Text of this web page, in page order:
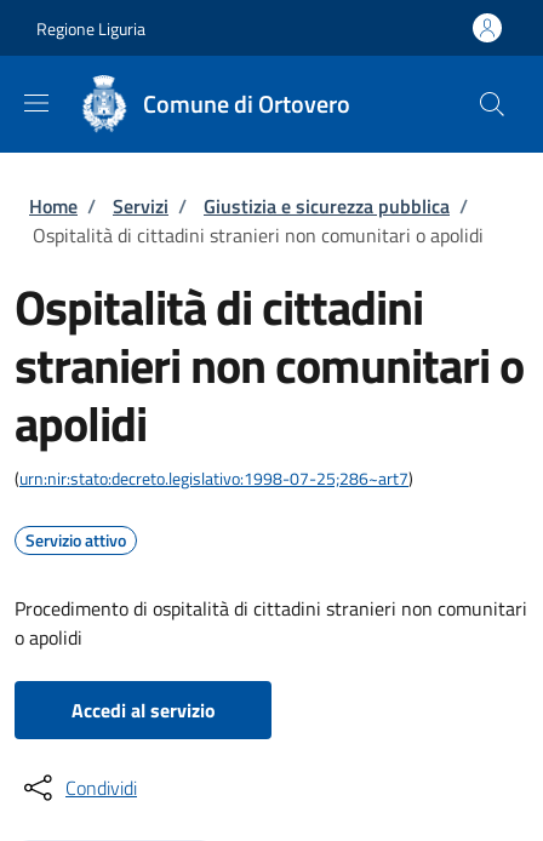
Regione Liguria
Comune di Ortovero
Briciole di pane
Home / Servizi / Giustizia e sicurezza pubblica /
Ospitalità di cittadini stranieri non comunitari o apolidi
Ospitalità di cittadini
stranieri non comunitari o
apolidi
(urn:nir:stato:decreto.legislativo:1998-07-25;286~art7)
Servizio attivo
Procedimento di ospitalità di cittadini stranieri non comunitari
o apolidi
Accedi al servizio
Condividi